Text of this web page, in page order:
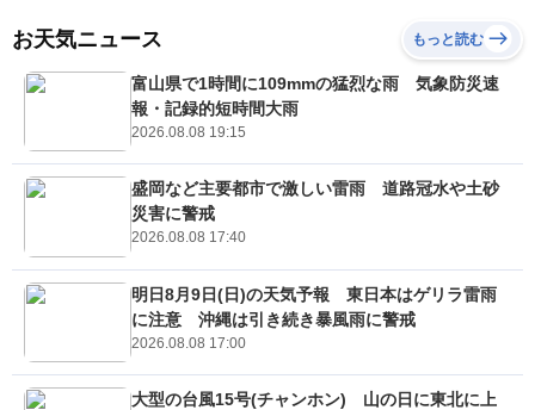
お天気ニュース もっと読む
富山県で1時間に109mmの猛烈な雨 気象防災速
報・記録的短時間大雨
2026.08.08 19:15
盛岡など主要都市で激しい雷雨 道路冠水や土砂
災害に警戒
2026.08.08 17:40
明日8月9日(日)の天気予報 東日本はゲリラ雷雨
に注意 沖縄は引き続き暴風雨に警戒
2026.08.08 17:00
大型の台風15号(チャンホン) 山の日に東北に上